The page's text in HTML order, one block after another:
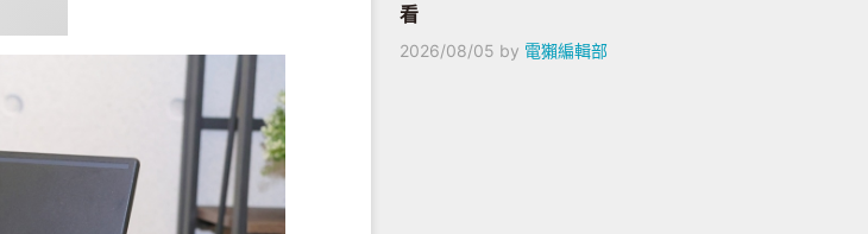
看
2026/08/05 by 電獺編輯部